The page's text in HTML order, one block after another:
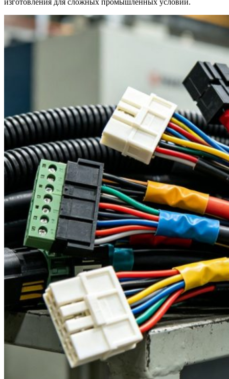
изготовления для сложных промышленных условий.